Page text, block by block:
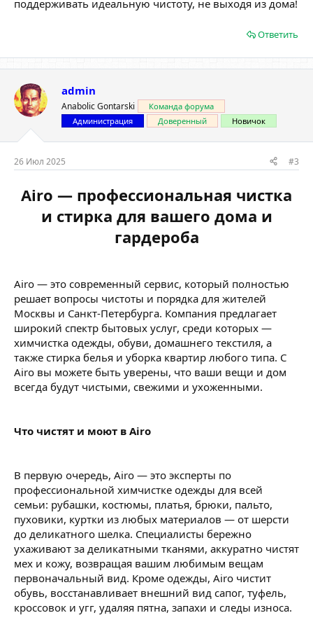
поддерживать идеальную чистоту, не выходя из дома!
Ответить
admin
Anabolic Gontarski
Команда форума
Администрация
Доверенный Новичок
26 Июл 2025 #3
Airo — профессиональная чистка
и стирка для вашего дома и
гардероба
Airo — это современный сервис, который полностью
решает вопросы чистоты и порядка для жителей
Москвы и Санкт-Петербурга. Компания предлагает
широкий спектр бытовых услуг, среди которых —
химчистка одежды, обуви, домашнего текстиля, а
также стирка белья и уборка квартир любого типа. С
Airo вы можете быть уверены, что ваши вещи и дом
всегда будут чистыми, свежими и ухоженными.
Что чистят и моют в Airo
В первую очередь, Airo — это эксперты по
профессиональной химчистке одежды для всей
семьи: рубашки, костюмы, платья, брюки, пальто,
пуховики, куртки из любых материалов — от шерсти
до деликатного шелка. Специалисты бережно
ухаживают за деликатными тканями, аккуратно чистят
мех и кожу, возвращая вашим любимым вещам
первоначальный вид. Кроме одежды, Airo чистит
обувь, восстанавливает внешний вид сапог, туфель,
кроссовок и угг, удаляя пятна, запахи и следы износа.